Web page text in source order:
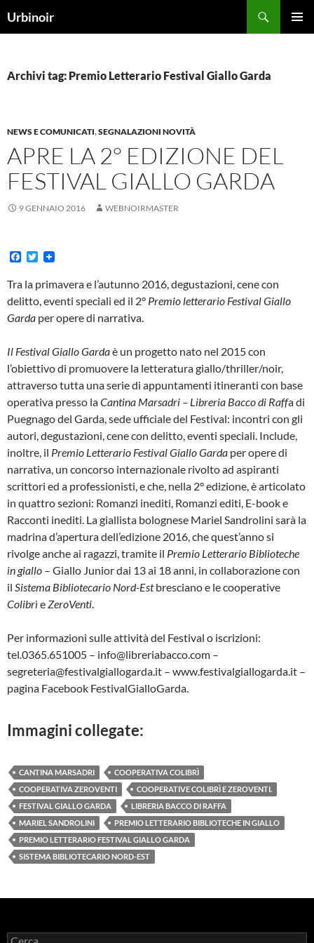
Urbinoir
Archivi tag: Premio Letterario Festival Giallo Garda
NEWS E COMUNICATI,SEGNALAZIONI NOVITÀ
APRE LA 2° EDIZIONE DEL
FESTIVAL GIALLO GARDA
9 GENNAIO 2016 WEBNOIRMASTER
F
c
e
b
o
T
t
t
r
Tra la primavera e l’autunno 2016, degustazioni, cene con
delitto, eventi speciali ed il 2° Premio letterario Festival Giallo
Garda per opere di narrativa.
Il Festival Giallo Gardaè un progetto nato nel 2015 con
l’obiettivo di promuovere la letteratura giallo/thriller/noir,
attraverso tutta una serie di appuntamenti itineranti con base
operativa presso laCantina Marsadri – Libreria Bacco di Raffa di
Puegnago del Garda, sede ufficiale del Festival: incontri con gli
autori, degustazioni, cene con delitto, eventi speciali. Include,
inoltre, il Premio Letterario Festival Giallo Garda per opere di
narrativa, un concorso internazionale rivolto ad aspiranti
scrittori ed a professionisti, e che, nella 2° edizione, è articolato
in quattro sezioni: Romanzi inediti, Romanzi editi, E-book e
Racconti inediti. La giallista bolognese Mariel Sandrolini sarà la
madrina d’apertura dell’edizione 2016, che quest’anno si
rivolge anche ai ragazzi, tramite il Premio Letterario Biblioteche
in giallo – Giallo Junior dai 13 ai 18 anni, in collaborazione con
il Sistema Bibliotecario Nord-Estbresciano e le cooperative
Colibrì eZeroVenti.
Per informazioni sulle attività del Festival o iscrizioni:
tel.0365.651005 – info@libreriabacco.com –
segreteria@festivalgiallogarda.it – www.festivalgiallogarda.it –
pagina Facebook FestivalGialloGarda.
Immagini collegate:
CANTINA MARSADRI
COOPERATIVA COLIBRÌ
COOPERATIVA ZEROVENTI
COOPERATIVE COLIBRÌ E ZEROVENTI.
FESTIVAL GIALLO GARDA
LIBRERIA BACCO DI RAFFA
MARIEL SANDROLINI
PREMIO LETTERARIO BIBLIOTECHE IN GIALLO
PREMIO LETTERARIO FESTIVAL GIALLO GARDA
SISTEMA BIBLIOTECARIO NORD-EST
Ricerca